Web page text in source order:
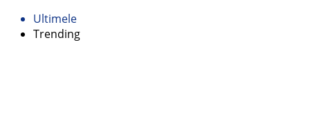
Ultimele
Trending